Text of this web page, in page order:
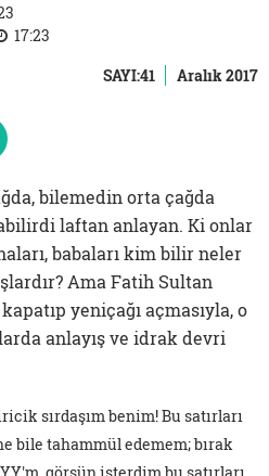
17:23
SAYI:41 Aralık 2017
bilemedin orta çağda
laftan anlayan. Ki onlar
babaları kim bilir neler
Ama Fatih Sultan
yeniçağı açmasıyla, o
anlayış ve idrak devri
sırdaşım benim! Bu satırları
bile tahammül edemem; bırak